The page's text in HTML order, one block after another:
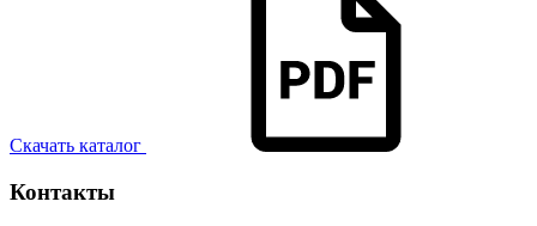
Скачать каталог
Контакты